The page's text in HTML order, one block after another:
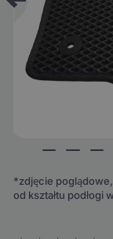
*zdjęcie
od kształtu podłogi